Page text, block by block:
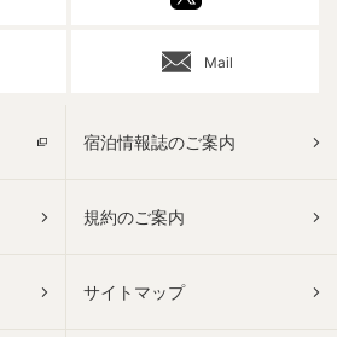
Mail
宿泊情報誌のご案内
規約のご案内
サイトマップ